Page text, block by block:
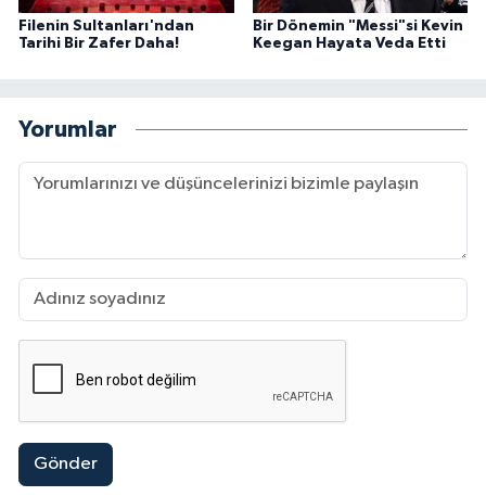
Filenin Sultanları'ndan
Tarihi Bir Zafer Daha!
Bir Dönemin "Messi"si Kevin
Keegan Hayata Veda Etti
Yorumlar
Gönder